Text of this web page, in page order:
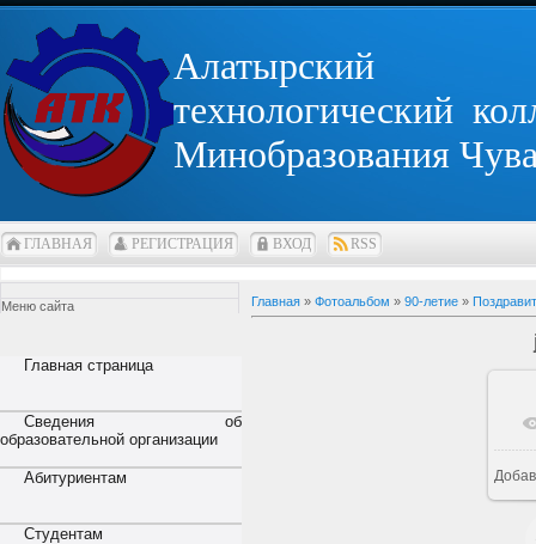
Алатырский
технологический
Минобразования
ГЛАВНАЯ РЕГИСТРАЦИЯ ВХОД RSS
Меню сайта
Главная страница
Сведения об
образовательной организации
Абитуриентам
Студентам
Главная » Фотоальбом » 90-летие »